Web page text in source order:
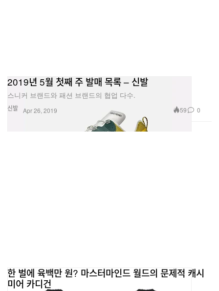
신발
2019년 5월 첫째 주 발매 목록 – 신발
스니커 브랜드와 패션 브랜드의 협업 다수.
Apr 26, 2019 59 0
한 벌에 육백만 원? 마스터마인드 월드의 문제적 캐시
미어 카디건